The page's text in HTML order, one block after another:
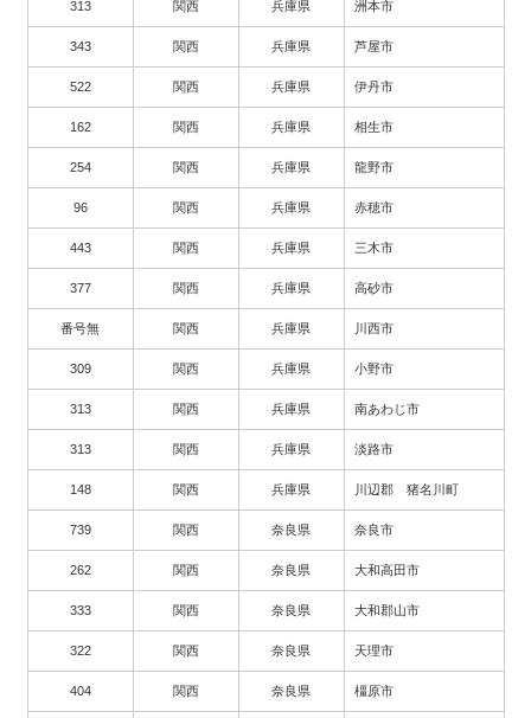
313 関西 兵庫県 洲本市
343 関西 兵庫県 芦屋市
522 関西 兵庫県 伊丹市
162 関西 兵庫県 相生市
254 関西 兵庫県 龍野市
96 関西 兵庫県 赤穂市
443 関西 兵庫県 三木市
377 関西 兵庫県 高砂市
番号無 関西 兵庫県 川西市
309 関西 兵庫県 小野市
313 関西 兵庫県 南あわじ市
313 関西 兵庫県 淡路市
148 関西 兵庫県 川辺郡 猪名川町
739 関西 奈良県 奈良市
262 関西 奈良県 大和高田市
333 関西 奈良県 大和郡山市
322 関西 奈良県 天理市
404 関西 奈良県 橿原市